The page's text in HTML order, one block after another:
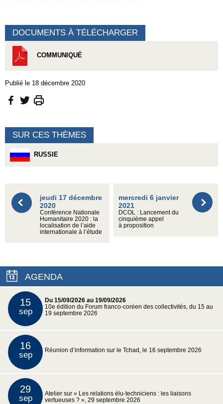
DOCUMENTS À TÉLÉCHARGER
COMMUNIQUÉ
Publié le 18 décembre 2020
SUR CES THÈMES
RUSSIE
jeudi 17 décembre
2020
Conférence Nationale
Humanitaire 2020 : la
localisation de l’aide
internationale à l’étude
mercredi 6 janvier
2021
DCOL : Lancement du
cinquième appel
à proposition
AGENDA
15
sep
Du 15/09/2026 au 19/09/2026
10e édition du Forum franco-coréen des collectivités, du 15 au
19 septembre 2026
16
sep Réunion d’information sur le Tchad, le 16 septembre 2026
29
sep
Atelier sur « Les relations élu-techniciens : les liaisons
vertueuses ? », 29 septembre 2026